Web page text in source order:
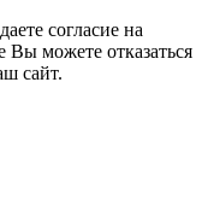
согласие на
Вы можете отказаться
сайт.